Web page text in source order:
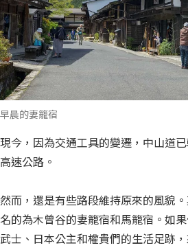
早晨的妻籠宿
現今，因為交通工具的變遷，中山道
高速公路。
然而，還是有些路段維持原來的風貌
名的為木曾谷的妻籠宿和馬籠宿。如
武士、日本公主和權貴們的生活足跡